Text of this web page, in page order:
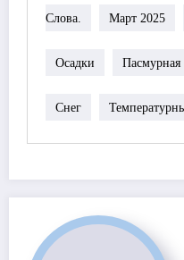
Слова. Март 2025
Осадки Пасмурная
Снег